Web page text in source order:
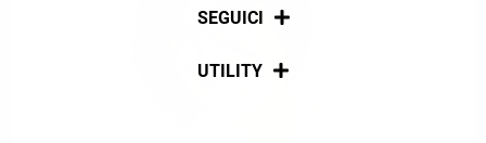
Pagamenti
SEGUICI
Social
UTILITY